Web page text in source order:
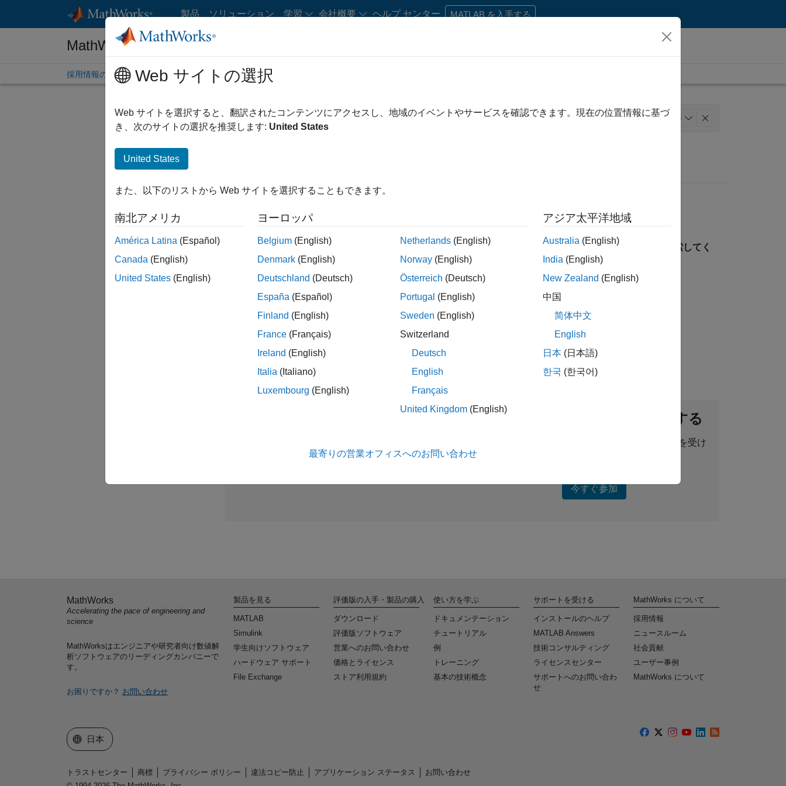
コンテンツへスキップ
製品 ソリューション 学習 会社概要 ヘルプ センター MATLAB を入手する
MathWorks 採用情報
採用情報の概要 求人検索 オフィス所在地 学生・キャリア初期の方
絞り込み条件 IT 企業向けセールス 教育機関向けセールス セールス オペレーション 4
一部の求人情報は翻訳されていません。ご希望の地域ですべての求人を見つけるには、所在地を指定して検索してく
ださい。
Senior Sales Account Manager - Automotive
Senior Sales Account Manager - Automotive
JP-Tokyo| 企業向けセールス | 社会人採用
As a Senior Sales Account Manager for the Automotive industry, you will sell engineering applications,
embedded applications and software/solutions such as data
1
タレントネットワークに参加する
条件に合った求人情報、ストーリー、最新情報を受け
今すぐ参加
Web サイトの選択
Web サイトを選択すると、翻訳されたコンテンツにアクセスし、地域のイベントやサービスを確認できます。現在の位置情報に基づ
き、次のサイトの選択を推奨します: United States
United States
また、以下のリストから Web サイトを選択することもできます。
南北アメリカ
América Latina (Español)
Canada (English)
United States (English)
ヨーロッパ
Belgium (English)
Denmark (English)
Deutschland (Deutsch)
España (Español)
Finland (English)
France (Français)
Ireland (English)
Italia (Italiano)
Luxembourg (English)
Netherlands (English)
Norway (English)
Österreich (Deutsch)
Portugal (English)
Sweden (English)
Switzerland
Deutsch
English
Français
United Kingdom (English)
アジア太平洋地域
Australia (English)
India (English)
New Zealand (English)
中国
简体中文
English
日本 (日本語)
한국 (한국어)
最寄りの営業オフィスへのお問い合わせ
MathWorks
Accelerating the pace of engineering and
science
MathWorksはエンジニアや研究者向け数値解
析ソフトウェアのリーディングカンパニーで
す。
お困りですか？ お問い合わせ
製品を見る
MATLAB
Simulink
学生向けソフトウェア
ハードウェア サポート
File Exchange
評価版の入手・製品の購入
ダウンロード
評価版ソフトウェア
営業へのお問い合わせ
価格とライセンス
ストア利用規約
使い方を学ぶ
ドキュメンテーション
チュートリアル
例
トレーニング
基本の技術概念
サポートを受ける
インストールのヘルプ
MATLAB Answers
技術コンサルティング
ライセンスセンター
サポートへのお問い合わ
せ
MathWorks について
採用情報
ニュースルーム
社会貢献
ユーザー事例
MathWorks について
Web サイトの選択
日本
トラストセンター 商標 プライバシー ポリシー 違法コピー防止 アプリケーション ステータス
お問い合わせ